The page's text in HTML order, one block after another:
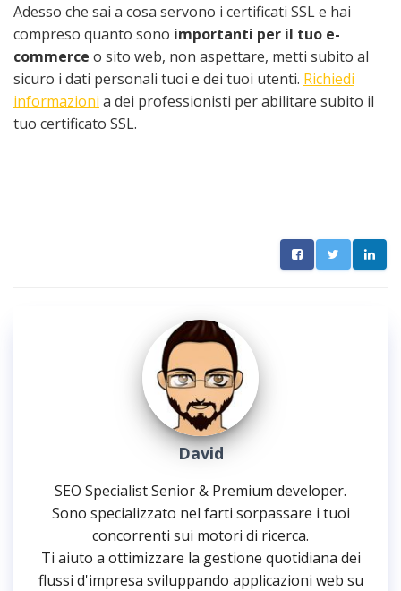
Adesso che sai a cosa servono i certificati SSL e hai
compreso quanto sono importanti per il tuo e-
commerce o sito web, non aspettare, metti subito al
sicuro i dati personali tuoi e dei tuoi utenti. Richiedi
informazioni a dei professionisti per abilitare subito il
tuo certificato SSL.
David
SEO Specialist Senior & Premium developer.
Sono specializzato nel farti sorpassare i tuoi
concorrenti sui motori di ricerca.
Ti aiuto a ottimizzare la gestione quotidiana dei
flussi d'impresa sviluppando applicazioni web su